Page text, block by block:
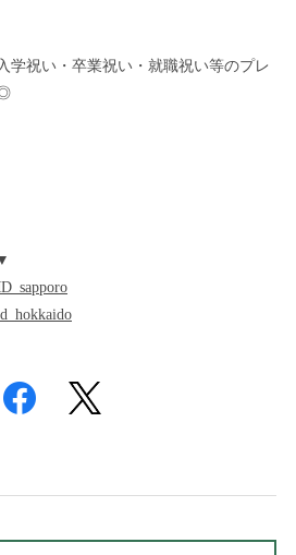
学祝い・卒業祝い・就職祝い等のプレ